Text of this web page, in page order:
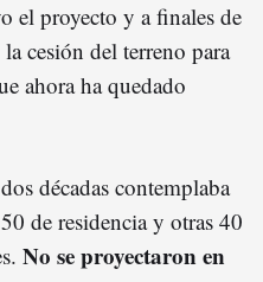
el proyecto y a finales de
cesión del terreno para
ahora ha quedado
décadas contemplaba
de residencia y otras 40
No se proyectaron en